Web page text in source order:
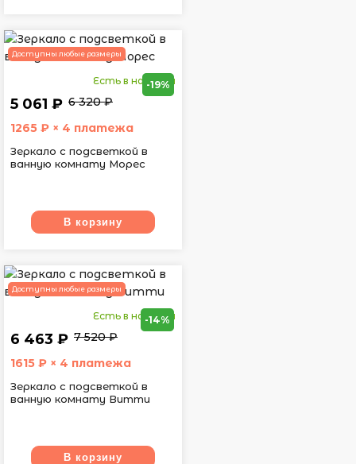
Доступны любые размеры
Есть в наличии
5 061 ₽ 6 320 ₽
-19%
1265 ₽ × 4 платежа
Зеркало с подсветкой в
ванную комнату Морес
В корзину
Доступны любые размеры
Есть в наличии
6 463 ₽ 7 520 ₽
-14%
1615 ₽ × 4 платежа
Зеркало с подсветкой в
ванную комнату Витти
В корзину